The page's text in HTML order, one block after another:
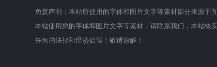
免责声明：本站所使用的字体和图片文字等素材部分来源
本站使用您的字体和图片文字等素材，请联系我们，本站
任何的法律和经济赔偿！敬请谅解！